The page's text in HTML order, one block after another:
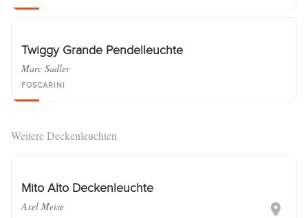
Twiggy Grande Pendelleuchte
Marc Sadler
FOSCARINI
Weitere Deckenleuchten
Mito Alto Deckenleuchte
Axel Meise